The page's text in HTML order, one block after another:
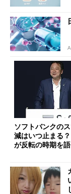
ソフトバンクの
減はいつ止まる
が反転の時期を